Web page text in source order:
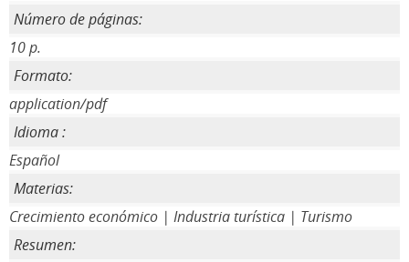
Número de páginas:
10 p.
Formato:
application/pdf
Idioma :
Español
Materias:
Crecimiento económico | Industria turística | Turismo
Resumen: